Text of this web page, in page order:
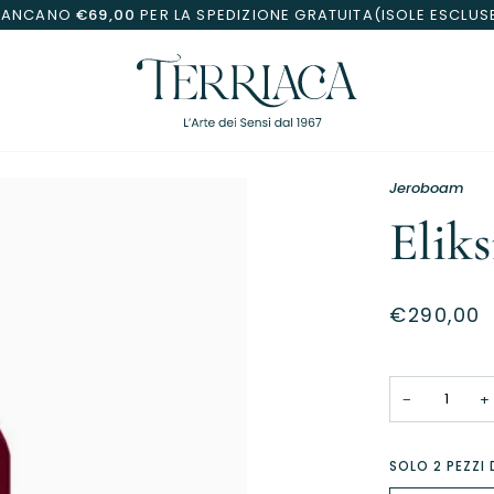
€69,00 PER LA SPEDIZIONE GRATUITA(ISOLE
Jeroboam
€290,00
− +
SOLO2 PEZZI